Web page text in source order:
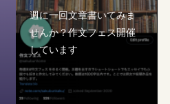
週に一回文章書いてみま
せんか？作文フェス開催
しています